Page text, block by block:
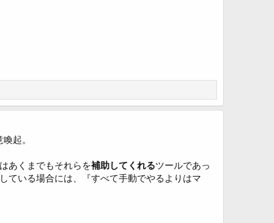
起。
あくまでもそれらを補助してくれるツールであっ
ている場合には、『すべて手動でやるよりはマ